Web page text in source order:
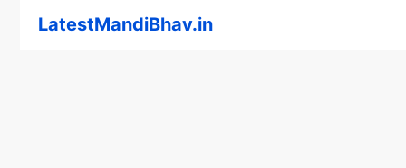
LatestMandiBhav.in